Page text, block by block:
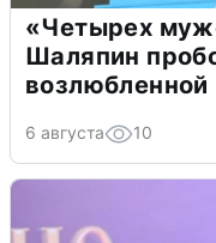
«Четырех
Шаляпин
возлюбленной
6 августа 10